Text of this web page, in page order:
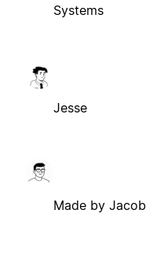
Systems
Jesse
Made by Jacob